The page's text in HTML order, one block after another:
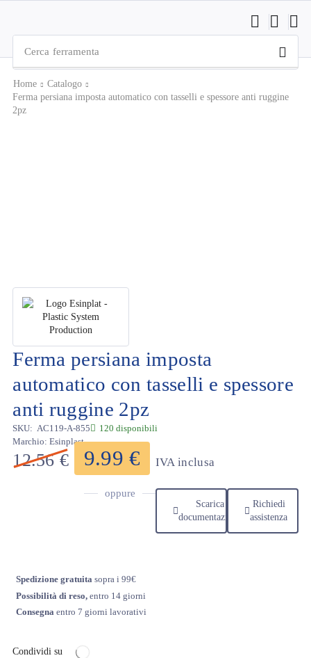
Cerca ferramenta
Home
Catalogo
Ferma persiana imposta automatico con tasselli e spessore anti ruggine
2pz
Ferma persiana imposta
automatico con tasselli e spessore
anti ruggine 2pz
SKU: AC119-A-855
Marchio: Esinplast
120 disponibili
12.56€ 9.99€ IVA inclusa
oppure
Scarica
documentazione
Richiedi
assistenza
Spedizione gratuita sopra i 99€
Possibilità di reso, entro 14 giorni
Consegna entro 7 giorni lavorativi
Condividi su